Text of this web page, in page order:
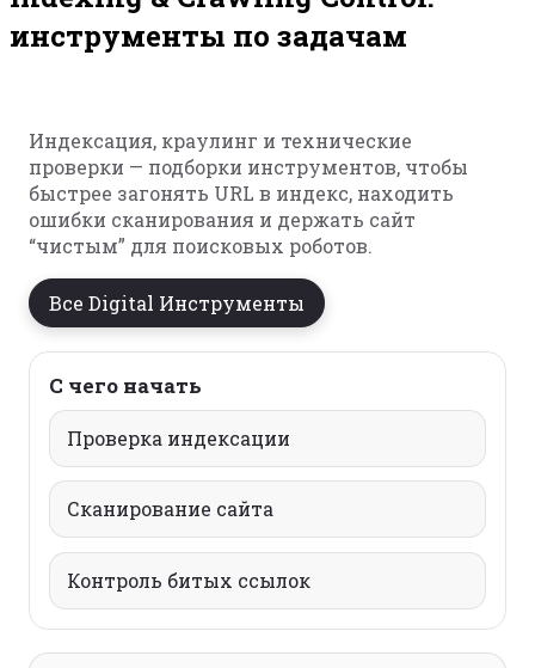
инструменты по задачам
Индексация, краулинг и технические
проверки — подборки инструментов, чтобы
быстрее загонять URL в индекс, находить
ошибки сканирования и держать сайт
“чистым” для поисковых роботов.
Все Digital Инструменты
С чего начать
Проверка индексации
Сканирование сайта
Контроль битых ссылок